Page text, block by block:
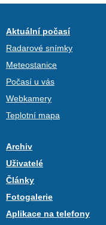
Aktuální počasí
Radarové snímky
Meteostanice
Počasí u vás
Webkamery
Teplotní mapa
Archiv
Uživatelé
Články
Fotogalerie
Aplikace na telefony